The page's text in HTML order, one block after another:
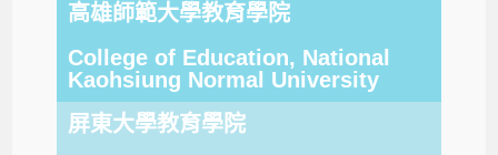
高雄師範大學教育學院
College of Education, National
Kaohsiung Normal University
屏東大學教育學院